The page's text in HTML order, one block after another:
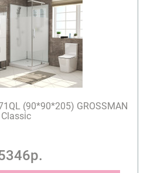
(90*90*205) GROSSMAN
Classic